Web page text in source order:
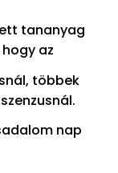
tananyag
az
többek
nap